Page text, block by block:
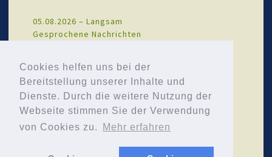
Cookies helfen uns bei der
Bereitstellung unserer Inhalte und
Dienste. Durch die weitere Nutzung der
Webseite stimmen Sie der Verwendung
von Cookies zu.
Mehr erfahren
05.08.2026 – Langsam
Gesprochene Nachrichten
04.08.2026 – Langsam
03.08.2026 – Langsam
Gesprochene Nachrichten